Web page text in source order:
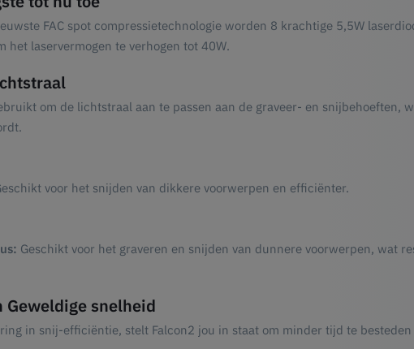
FAC spot compressietechnologie worden 8 krachtige 5,5W
het laservermogen te verhogen tot 40W.
om de lichtstraal aan te passen aan de graveer- en snijbehoeften,
voor het snijden van dikkere voorwerpen en efficiënter.
Geschikt voor het graveren en snijden van dunnere voorwerpen, wat
snelheid
in snij-efficiëntie, stelt Falcon2 jou in staat om minder tijd te besteden